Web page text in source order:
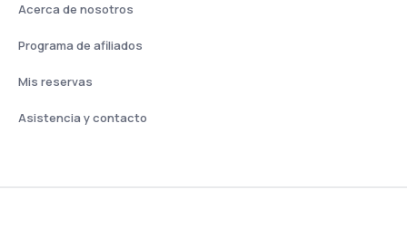
Acerca de nosotros
Programa de afiliados
Mis reservas
Asistencia y contacto